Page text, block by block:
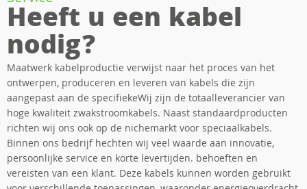
Heeft u een kabel
nodig?
Maatwerk kabelproductie verwijst naar het proces van het
ontwerpen, produceren en leveren van kabels die zijn
aangepast aan de specifiekeWij zijn de totaalleverancier van
hoge kwaliteit zwakstroomkabels. Naast standaardproducten
richten wij ons ook op de nichemarkt voor speciaalkabels.
Binnen ons bedrijf hechten wij veel waarde aan innovatie,
persoonlijke service en korte levertijden. behoeften en
vereisten van een klant. Deze kabels kunnen worden gebruikt